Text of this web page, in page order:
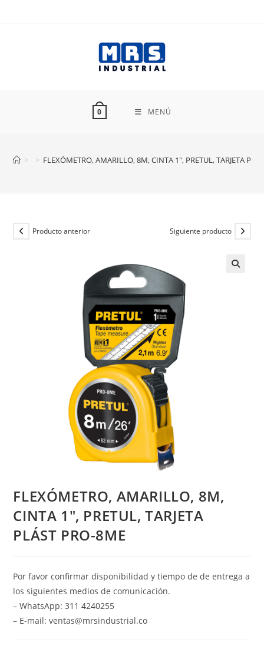
0 MENÚ
> > FLEXÓMETRO, AMARILLO, 8M, CINTA 1″, PRETUL, TARJETA
Producto anterior Siguiente producto
FLEXÓMETRO, AMARILLO, 8M,
CINTA 1″, PRETUL, TARJETA
PLÁST PRO-8ME
Por favor confirmar disponibilidad y tiempo de de entrega a
los siguientes medios de comunicación.
– WhatsApp: 311 4240255
– E-mail: ventas@mrsindustrial.co